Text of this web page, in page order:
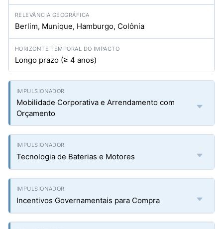
Berlim, Munique, Hamburgo, Colônia
Longo prazo (≥ 4 anos)
Mobilidade Corporativa e Arrendamento com
Orçamento
Tecnologia de Baterias e Motores
Incentivos Governamentais para Compra